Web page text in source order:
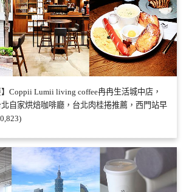
】Coppii Lumii living coffee冉冉生活城中店，
自家烘焙咖啡廳，台北肉桂捲推薦，西門站早